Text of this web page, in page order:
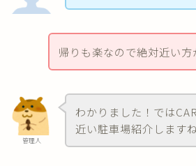
帰りも楽なので絶対近い方
管理人
わかりました！では
近い駐車場紹介します